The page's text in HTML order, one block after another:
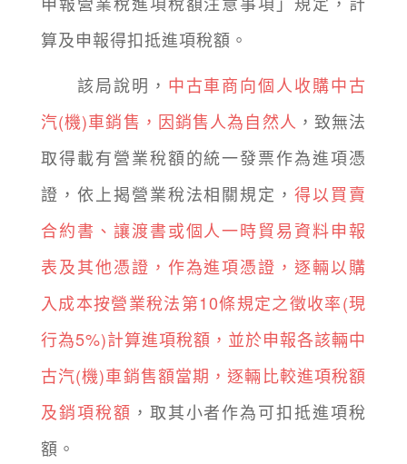
算及申報得扣抵進項稅額。
該局說明， 中古車商向個人收購中古
汽(機)車銷售，因銷售人為自然人 ，致無法
取得載有營業稅額的統一發票作為進項憑
證，依上揭營業稅法相關規定，得以買賣
合約書、讓渡書或個人一時貿易資料申報
表及其他憑證，作為進項憑證，逐輛以購
入成本按營業稅法第10條規定之徵收率(現
行為5%)計算進項稅額，並於申報各該輛中
古汽(機)車銷售額當期，逐輛比較進項稅額
及銷項稅額 ，取其小者作為可扣抵進項稅
額。